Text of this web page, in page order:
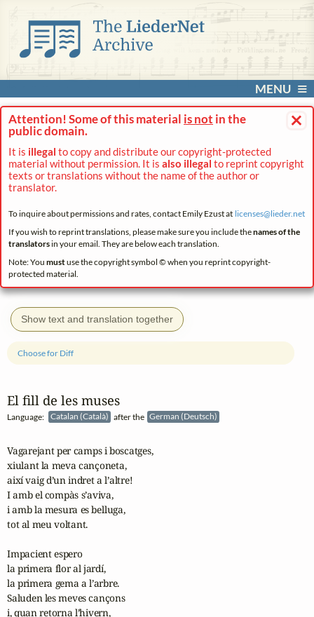
MENU
×
Attention! Some of this material is not in the
public domain.
It is illegal to copy and distribute our copyright-protected
material without permission. It is also illegal to reprint copyright
texts or translations without the name of the author or
translator.
To inquire about permissions and rates, contact Emily Ezust at licenses@lieder.net
If you wish to reprint translations, please make sure you include thenames of the
translatorsin your email. They are below each translation.
Note: You mustuse the copyright symbol © when you reprint copyright-
protected material.
Show text and translation together
El fill de les muses
Language: Catalan (Català) after the German (Deutsch)
Choose for Diff
Vagarejant per camps i boscatges,
xiulant la meva cançoneta,
així vaig d’un indret a l’altre!
I amb el compàs s’aviva,
i amb la mesura es belluga,
tot al meu voltant.
Impacient espero
la primera flor al jardí,
la primera gema a l’arbre.
Saluden les meves cançons
i, quan retorna l’hivern,